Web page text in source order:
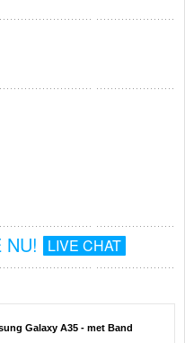
NU! LIVE CHAT
Galaxy A35 - met Band